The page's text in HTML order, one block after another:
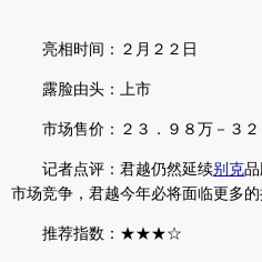
亮相时间：２月２２日
露脸由头：上市
市场售价：２３．９８万－３２
记者点评：君越仍然延续别克
市场竞争，君越今年必将面临更多的
推荐指数：★★★☆